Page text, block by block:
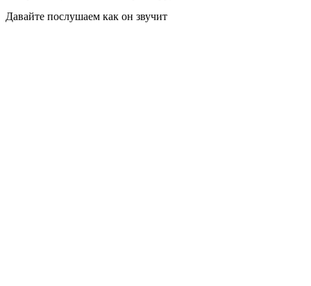
Давайте послушаем как он звучит